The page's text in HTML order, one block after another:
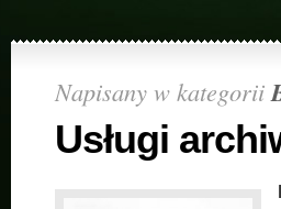
Napisany w kategorii
Usługi